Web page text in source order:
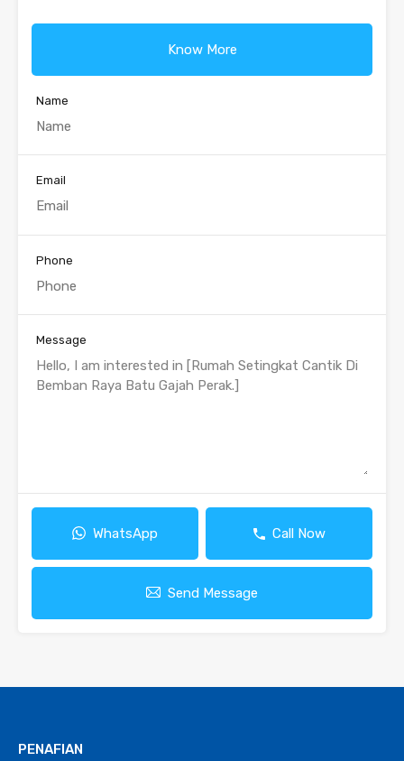
Know More
Name
Email
Phone
Message
WhatsApp Call Now
Send Message
PENAFIAN